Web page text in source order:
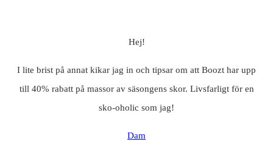
Hej!
I lite brist på annat kikar jag in och tipsar om att Boozt har upp
till 40% rabatt på massor av säsongens skor. Livsfarligt för en
sko-oholic som jag!
Dam